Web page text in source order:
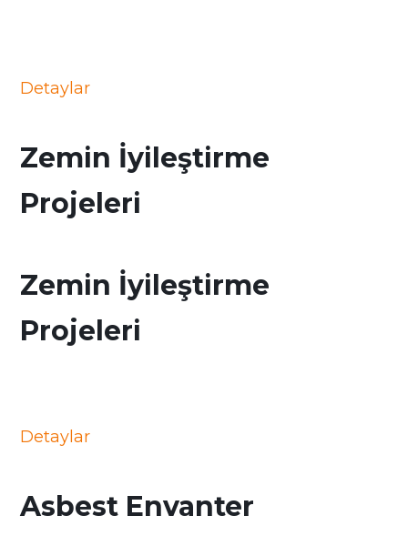
Detaylar
Zemin İyileştirme
Projeleri
Zemin İyileştirme
Projeleri
Detaylar
Asbest Envanter